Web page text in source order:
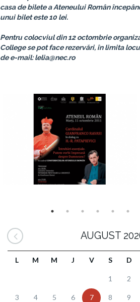
casa de bilete a Ateneului Român
unui bilet este 10 lei.
Pentru colocviul din 12 octombrie
College se pot face rezervări, în limita
de e-mail:lelia@nec.ro
AUGUST
L M M J V S D
1 2
3 4 5 6 7 8 9